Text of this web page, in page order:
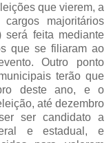
que vierem, a
majoritários
será feita mediante
que se filiaram ao
Outro ponto
terão que
deste ano, e o
até dezembro
ser candidato a
e estadual, e